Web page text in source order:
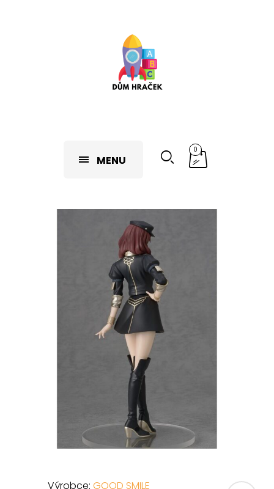
MENU
0
Výrobce:GOOD SMILE